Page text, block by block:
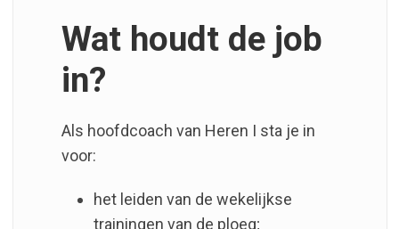
Wat houdt de job
in?
Als hoofdcoach van Heren I sta je in
voor:
het leiden van de wekelijkse
trainingen van de ploeg;